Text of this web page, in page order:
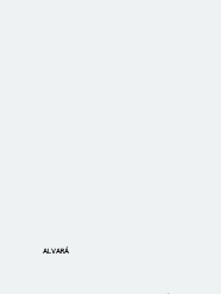
ALVARÁ